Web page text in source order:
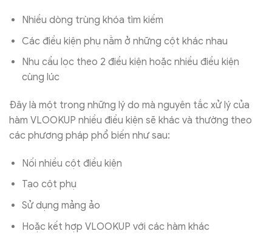
Nhiều dòng trùng khóa tìm kiếm
Các điều kiện phụ nằm ở những cột khác nhau
Nhu cầu lọc theo 2 điều kiện hoặc nhiều điều kiện
cùng lúc
Đây là một trong những lý do mà nguyên tắc xử lý của
hàm VLOOKUP nhiều điều kiện sẽ khác và thường theo
các phương pháp phổ biến như sau:
Nối nhiều cột điều kiện
Tạo cột phụ
Sử dụng mảng ảo
Hoặc kết hợp VLOOKUP với các hàm khác